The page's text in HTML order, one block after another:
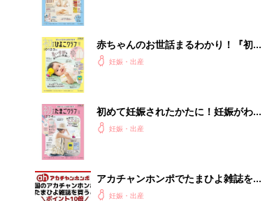
赤ちゃんのお世話まるわかり！『初め
てのひよこクラブ 夏号』〈巻頭大特
妊娠・出産
初めて妊娠されたかたに！妊娠がわか
ったら最初に読む本『初めてのたまご
妊娠・出産
アカチャンホンポでたまひよ雑誌を買
うとポイント10倍【期間限定】
妊娠・出産